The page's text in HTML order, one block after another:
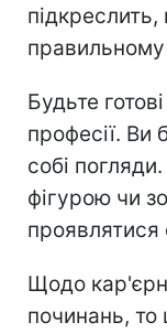
Будьте
професії. Ви
собі
фігурою чи
проявлятися
Щодо
починань, то